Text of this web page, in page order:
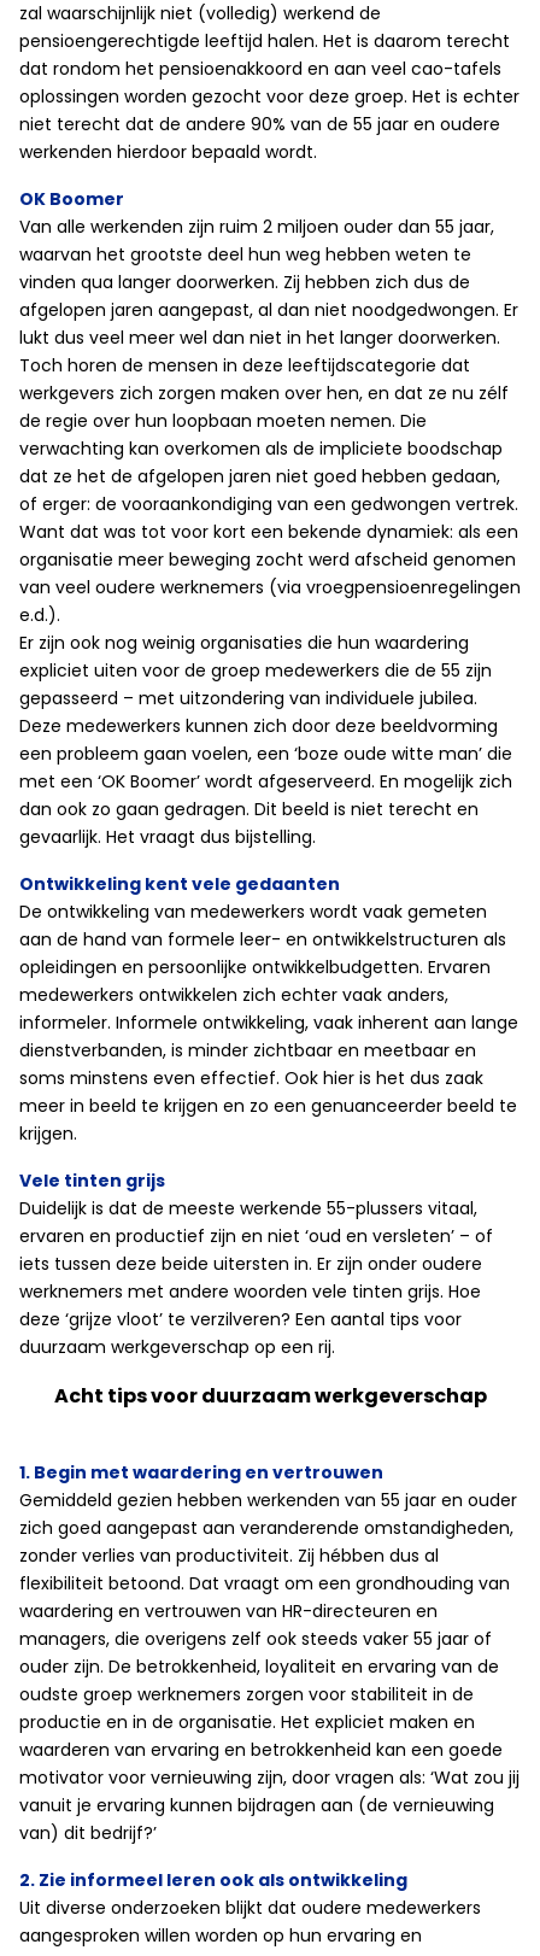
zal waarschijnlijk niet (volledig) werkend de
pensioengerechtigde leeftijd halen. Het is daarom terecht
dat rondom het pensioenakkoord en aan veel cao-tafels
oplossingen worden gezocht voor deze groep. Het is echter
niet terecht dat de andere 90% van de 55 jaar en oudere
werkenden hierdoor bepaald wordt.
OK Boomer
Van alle werkenden zijn ruim 2 miljoen ouder dan 55 jaar,
waarvan het grootste deel hun weg hebben weten te
vinden qua langer doorwerken. Zij hebben zich dus de
afgelopen jaren aangepast, al dan niet noodgedwongen. Er
lukt dus veel meer wel dan niet in het langer doorwerken.
Toch horen de mensen in deze leeftijdscategorie dat
werkgevers zich zorgen maken over hen, en dat ze nu zélf
de regie over hun loopbaan moeten nemen. Die
verwachting kan overkomen als de impliciete boodschap
dat ze het de afgelopen jaren niet goed hebben gedaan,
of erger: de vooraankondiging van een gedwongen vertrek.
Want dat was tot voor kort een bekende dynamiek: als een
organisatie meer beweging zocht werd afscheid genomen
van veel oudere werknemers (via vroegpensioenregelingen
e.d.).
Er zijn ook nog weinig organisaties die hun waardering
expliciet uiten voor de groep medewerkers die de 55 zijn
gepasseerd – met uitzondering van individuele jubilea.
Deze medewerkers kunnen zich door deze beeldvorming
een probleem gaan voelen, een ‘boze oude witte man’ die
met een ‘OK Boomer’ wordt afgeserveerd. En mogelijk zich
dan ook zo gaan gedragen. Dit beeld is niet terecht en
gevaarlijk. Het vraagt dus bijstelling.
Ontwikkeling kent vele gedaanten
De ontwikkeling van medewerkers wordt vaak gemeten
aan de hand van formele leer- en ontwikkelstructuren als
opleidingen en persoonlijke ontwikkelbudgetten. Ervaren
medewerkers ontwikkelen zich echter vaak anders,
informeler. Informele ontwikkeling, vaak inherent aan lange
dienstverbanden, is minder zichtbaar en meetbaar en
soms minstens even effectief. Ook hier is het dus zaak
meer in beeld te krijgen en zo een genuanceerder beeld te
krijgen.
Vele tinten grijs
Duidelijk is dat de meeste werkende 55-plussers vitaal,
ervaren en productief zijn en niet ‘oud en versleten’ – of
iets tussen deze beide uitersten in. Er zijn onder oudere
werknemers met andere woorden vele tinten grijs. Hoe
deze ‘grijze vloot’ te verzilveren? Een aantal tips voor
duurzaam werkgeverschap op een rij.
Acht tips voor duurzaam werkgeverschap
1. Begin met waardering en vertrouwen
Gemiddeld gezien hebben werkenden van 55 jaar en ouder
zich goed aangepast aan veranderende omstandigheden,
zonder verlies van productiviteit. Zij hébben dus al
flexibiliteit betoond. Dat vraagt om een grondhouding van
waardering en vertrouwen van HR-directeuren en
managers, die overigens zelf ook steeds vaker 55 jaar of
ouder zijn. De betrokkenheid, loyaliteit en ervaring van de
oudste groep werknemers zorgen voor stabiliteit in de
productie en in de organisatie. Het expliciet maken en
waarderen van ervaring en betrokkenheid kan een goede
motivator voor vernieuwing zijn, door vragen als: ‘Wat zou jij
vanuit je ervaring kunnen bijdragen aan (de vernieuwing
van) dit bedrijf?’
2. Zie informeel leren ook als ontwikkeling
Uit diverse onderzoeken blijkt dat oudere medewerkers
aangesproken willen worden op hun ervaring en